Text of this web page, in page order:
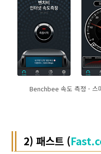
Benchbee 속도 측정 - 스
2) 패스트 (